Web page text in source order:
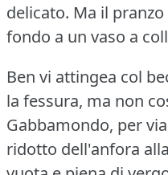
delicato. Ma il
fondo a un vaso a
Ben vi attingea col
la fessura, ma non
Gabbamondo, per
ridotto dell'anfora